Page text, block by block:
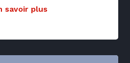
savoir plus